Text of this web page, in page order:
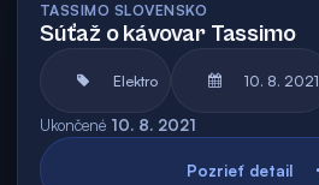
TASSIMO SLOVENSKO
Súťaž o kávovar Tassimo
Elektro 10. 8. 2021
Ukončené 10. 8. 2021
Pozrieť detail